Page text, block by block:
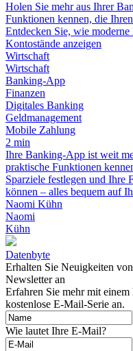
Holen Sie mehr aus Ihrer
Funktionen kennen, die
Entdecken Sie, wie
Kontostände anzeigen
Wirtschaft
Wirtschaft
Banking-App
Finanzen
Digitales Banking
Geldmanagement
Mobile Zahlung
2 min
Ihre Banking-App ist weit
praktische Funktionen
Sparziele festlegen und Ihre
können – alles bequem auf
Naomi Kühn
Naomi
Kühn
Datenbyte
Erhalten Sie Neuigkeiten
Newsletter an
Erfahren Sie mehr mit
kostenlose E-Mail-Serie an.
Wie lautet Ihre E-Mail?